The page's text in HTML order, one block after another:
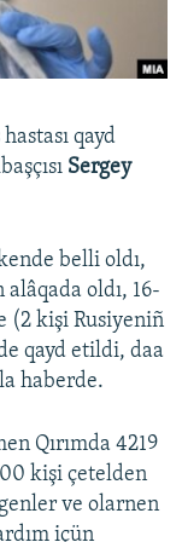
qayd
Sergey
belli oldı,
oldı, 16-
(2 kişi Rusiyeniñ
qayd etildi, daa
haberde.
Qırımda 4219
kişi çetelden
ve olarnen
içün